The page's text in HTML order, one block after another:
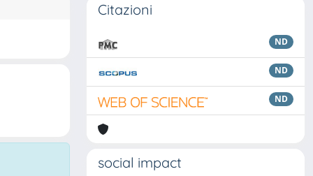
Citazioni
ND
ND
ND
social impact